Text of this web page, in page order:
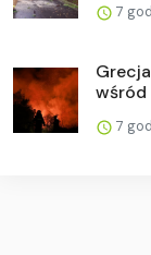
7
wśród
7